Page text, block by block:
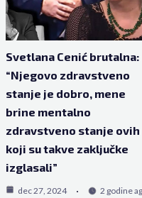
Svetlana Cenić brutalna:
“Njegovo zdravstveno
stanje je dobro, mene
brine mentalno
zdravstveno stanje ovih
koji su takve zaključke
izglasali”
dec 27, 2024 2 godine